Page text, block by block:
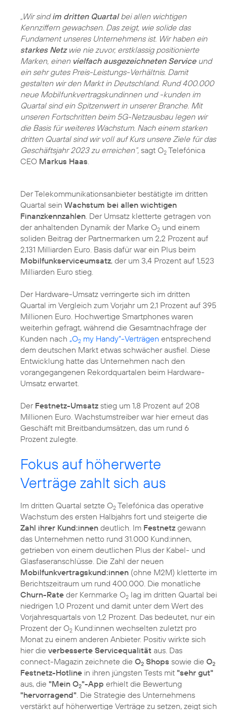
„Wir sindim dritten Quartalbei allen wichtigen
Kennziffern gewachsen. Das zeigt, wie solide das
Fundament unseres Unternehmens ist. Wir haben ein
starkes Netzwie nie zuvor, erstklassig positionierte
Marken, einen vielfach ausgezeichneten Serviceund
ein sehr gutes Preis-Leistungs-Verhältnis. Damit
gestalten wir den Markt in Deutschland. Rund 400.000
neue Mobilfunkvertragskundinnen und -kunden im
Quartal sind ein Spitzenwert in unserer Branche. Mit
unseren Fortschritten beim 5G-Netzausbau legen wir
die Basis für weiteres Wachstum. Nach einem starken
dritten Quartal sind wir voll auf Kurs unsere Ziele für das
Geschäftsjahr 2023 zu erreichen“, sagt O2 Telefónica
CEO Markus Haas.
Der Telekommunikationsanbieter bestätigte im dritten
Quartal sein Wachstum bei allen wichtigen
Finanzkennzahlen. Der Umsatz kletterte getragen von
der anhaltenden Dynamik der Marke O2 und einem
soliden Beitrag der Partnermarken um 2,2 Prozent auf
2,131 Milliarden Euro. Basis dafür war ein Plus beim
Mobilfunkserviceumsatz, der um 3,4 Prozent auf 1,523
Milliarden Euro stieg.
Der Hardware-Umsatz verringerte sich im dritten
Quartal im Vergleich zum Vorjahr um 2,1 Prozent auf 395
Millionen Euro. Hochwertige Smartphones waren
weiterhin gefragt, während die Gesamtnachfrage der
Kunden nach „O2 my Handy“-Verträgen entsprechend
dem deutschen Markt etwas schwächer ausfiel. Diese
Entwicklung hatte das Unternehmen nach den
vorangegangenen Rekordquartalen beim Hardware-
Umsatz erwartet.
Der Festnetz-Umsatz stieg um 1,8 Prozent auf 208
Millionen Euro. Wachstumstreiber war hier erneut das
Geschäft mit Breitbandumsätzen, das um rund 6
Prozent zulegte.
Fokus auf höherwerte
Verträge zahlt sich aus
Im dritten Quartal setzte O2 Telefónica das operative
Wachstum des ersten Halbjahrs fort und steigerte die
Zahl ihrer Kund:innen deutlich. Im Festnetz gewann
das Unternehmen netto rund 31.000 Kund:innen,
getrieben von einem deutlichen Plus der Kabel- und
Glasfaseranschlüsse. Die Zahl der neuen
Mobilfunkvertragskund:innen (ohne M2M) kletterte im
Berichtszeitraum um rund 400.000. Die monatliche
Churn-Rate der Kernmarke O2 lag im dritten Quartal bei
niedrigen 1,0 Prozent und damit unter dem Wert des
Vorjahresquartals von 1,2 Prozent. Das bedeutet, nur ein
Prozent der O2 Kund:innen wechselten zuletzt pro
Monat zu einem anderen Anbieter. Positiv wirkte sich
hier die verbesserte Servicequalität aus. Das
connect-Magazin zeichnete die O2 Shops sowie die O2
Festnetz-Hotline in ihren jüngsten Tests mit "sehr gut"
aus, die "Mein O2"-App erhielt die Bewertung
"hervorragend". Die Strategie des Unternehmens
verstärkt auf höherwertige Verträge zu setzen, zeigt sich